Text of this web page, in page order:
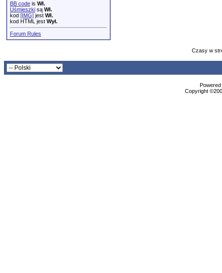
BB code is Wł.
Uśmieszki są Wł.
kod [IMG] jest Wł.
kod HTML jest Wył.
Forum Rules
Czasy w
Copyright